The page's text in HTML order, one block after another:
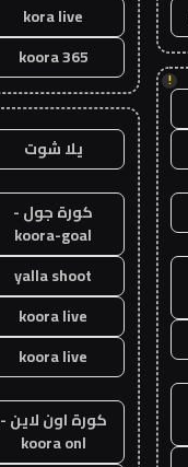
!
kora live
koora 365
يلا شوت
كورة جول -
koora-goal
yalla shoot
koora live
koora live
كورة اون لاين -
koora onl